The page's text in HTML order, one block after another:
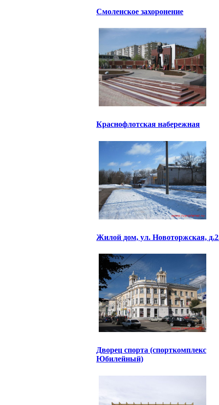
Смоленское захоронение
Краснофлотская набережная
Жилой дом, ул. Новоторжская,
Дворец спорта (спорткомплекс
Юбилейный)